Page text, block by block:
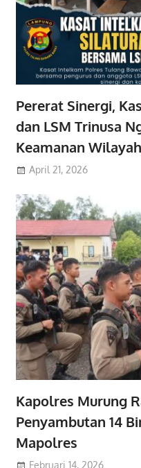
Pererat Sinergi,
dan LSM Trinusa
Keamanan Wilayah
April 21, 2026
Kapolres Murung
Penyambutan 14
Mapolres
Februari 14, 2026